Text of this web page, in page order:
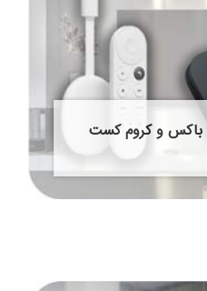
باکس و کروم کست